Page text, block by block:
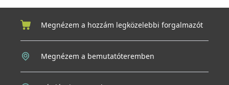
Megnézem a hozzám legközelebbi forgalmazót
Megnézem a bemutatóteremben